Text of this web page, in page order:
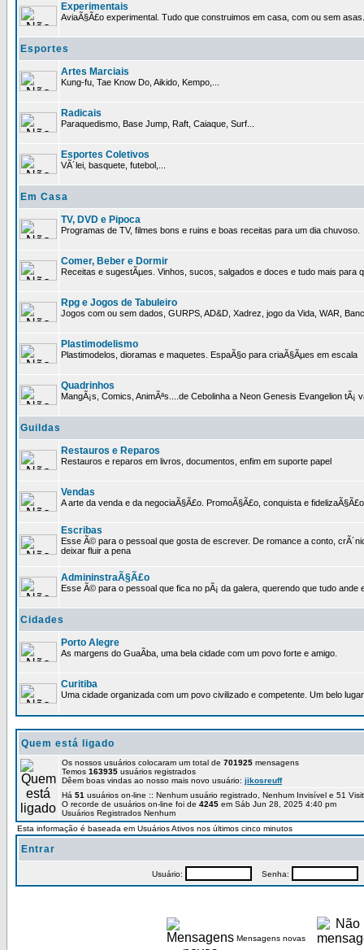
Experimentais
AviaÃ§Ã£o experimental. Tudo que construimos em casa, com ou sem asas.
Esportes
Artes Marciais
Kung-fu, Tae Know Do, Aikido, Kempo,...
Radicais
Paraquedismo, Base Jump, Raft, Caiaque, Surf...
Esportes Coletivos
VÃ´lei, basquete, futebol,...
Em Casa
TV, DVD e Pipoca
Programas de TV, filmes bons e ruins e boas receitas para um dia chuvoso.
Comer, Beber e Dormir
Receitas e sugestÃµes. Vinhos, sucos, salgados e doces e tudo mais para
Rpg e Jogos de Tabuleiro
Jogos com ou sem dados, GURPS, AD&D, Xadrez, jogo da Vida, WAR,
Plastimodelismo
Plastimodelos, dioramas e maquetes. EspaÃ§o para criaÃ§Ãµes em escala
Quadrinhos
MangÃ¡s, Comics, AnimÃªs....de Cebolinha a Neon Genesis Evangelion tÃ¡
Guildas
Restauros e Reparos
Restauros e reparos em livros, documentos, enfim em suporte papel
Vendas
A arte da venda e da negociaÃ§Ã£o. PromoÃ§Ã£o, conquista e
Escribas
Esse Ã© para o pessoal que gosta de escrever. De romance a conto,
deixar fluir a pena
AdmininstraÃ§Ã£o
Esse Ã© para o pessoal que fica no pÃ¡ da galera, querendo que tudo ande
Cidades
Porto Alegre
As margens do GuaÃ­ba, uma bela cidade com um povo forte e amigo.
Curitiba
Uma cidade organizada com um povo civilizado e competente. Um belo
Quem está ligado
Os nossos usuários colocaram um total de 701925 mensagens
Temos 163935 usuários registrados
Dêem boas vindas ao nosso mais novo usuário: jikosreuff
Há 51 usuários on-line :: Nenhum usuário registrado, Nenhum Invisível e 51
O recorde de usuários on-line foi de 4245 em Sáb Jun 28, 2025 4:40 pm
Usuários Registrados Nenhum
Esta informação é baseada em Usuários Ativos nos últimos cinco minutos
Entrar
Usuário: Senha:
Mensagens novas